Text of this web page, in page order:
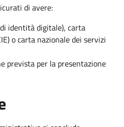
di avere:
identità digitale), carta
o carta nazionale dei servizi
prevista per la presentazione